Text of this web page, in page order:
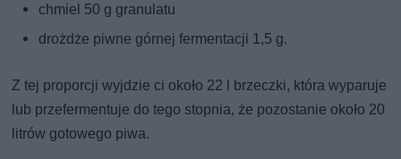
chmiel 50 g granulatu
drożdże piwne górnej fermentacji 1,5 g.
Z tej proporcji wyjdzie ci około 22 l brzeczki, która wyparuje
lub przefermentuje do tego stopnia, że pozostanie około 20
litrów gotowego piwa.